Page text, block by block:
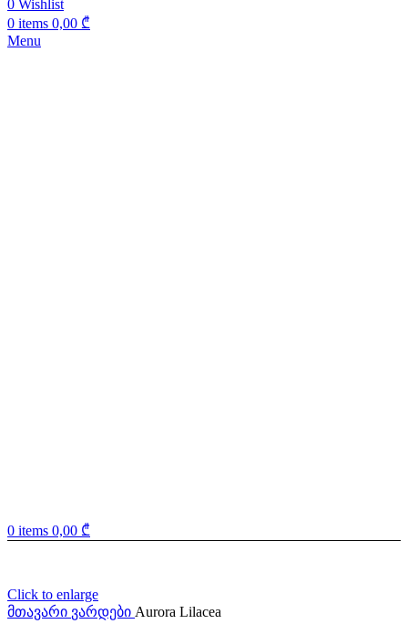
0 Wishlist
0 items 0,00 ₾
Menu
0 items 0,00 ₾
Click to enlarge
მთავარი ვარდები Aurora Lilacea